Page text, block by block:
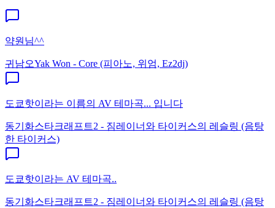
약원님^^
귀남오Yak Won - Core (피아노, 위엄, Ez2dj)
도쿄핫이라는 이름의 AV 테마곡... 입니다
동기화스타크래프트2 - 짐레이너와 타이커스의 레슬링 (음탕
한 타이커스)
도쿄핫이라는 AV 테마곡..
동기화스타크래프트2 - 짐레이너와 타이커스의 레슬링 (음탕